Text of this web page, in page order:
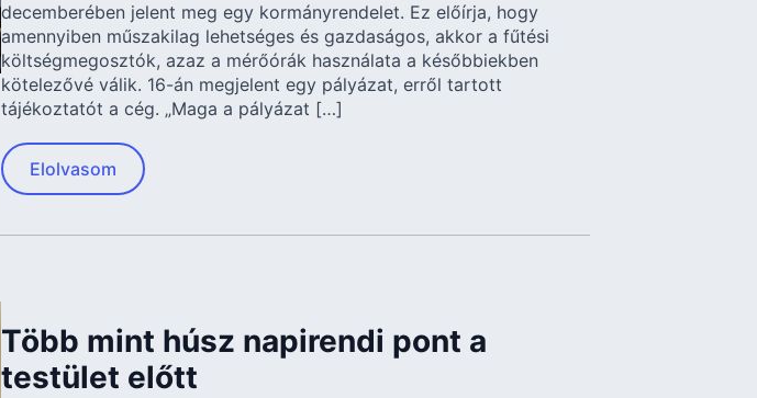
decemberében jelent meg egy kormányrendelet. Ez előírja, hogy
amennyiben műszakilag lehetséges és gazdaságos, akkor a fűtési
költségmegosztók, azaz a mérőórák használata a későbbiekben
kötelezővé válik. 16-án megjelent egy pályázat, erről tartott
tájékoztatót a cég. „Maga a pályázat […]
Elolvasom
Több mint húsz napirendi pont a
testület előtt